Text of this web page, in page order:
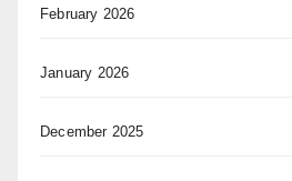
February 2026
January 2026
December 2025